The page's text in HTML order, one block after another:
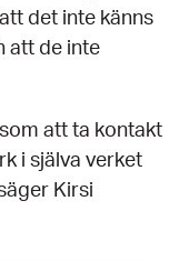
det inte känns
att de inte
att ta kontakt
i själva verket
Kirsi